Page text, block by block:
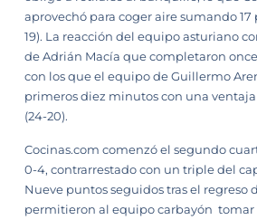
aprovechó para coger aire sumando 17
19). La reacción del equipo asturiano
de Adrián Macía que completaron
con los que el equipo de Guillermo
primeros diez minutos con una
(24-20).
Cocinas.com comenzó el segundo
0-4, contrarrestado con un triple del
Nueve puntos seguidos tras el regreso
permitieron al equipo carbayón tomar